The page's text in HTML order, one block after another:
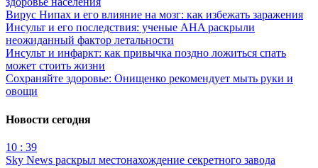
Вирус Нипах и его влияние на мозг: как избежать заражения
Инсульт и его последствия: ученые AHA раскрыли
неожиданный фактор летальности
Инсульт и инфаркт: как привычка поздно ложиться спать
может стоить жизни
Сохраняйте здоровье: Онищенко рекомендует мыть руки и
овощи
Новости сегодня
10 : 39
Sky News раскрыл местонахождение секретного завода